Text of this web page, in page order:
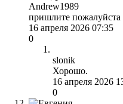
Andrew1989
пришлите пожалуйста
16 апреля 2026 07:35
0
slonik
Хорошо.
16 апреля 2026
0